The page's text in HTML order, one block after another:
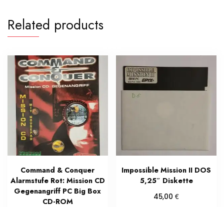
Related products
Command & Conquer
Alarmstufe Rot: Mission CD
Gegenangriff PC Big Box
CD-ROM
Impossible Mission II DOS
5,25″ Diskette
45,00€